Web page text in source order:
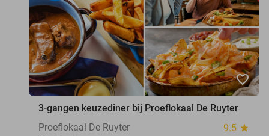
favorite_border
3-gangen keuzediner bij Proeflokaal De Ruyter
Proeflokaal De Ruyter
9.5 star